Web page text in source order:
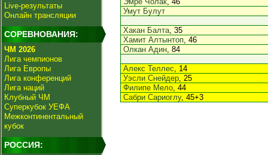
Live-результаты
Онлайн трансляции
СОРЕВНОВАНИЯ:
ЧМ 2026
Лига чемпионов
Лига Европы
Лига конференций
Лига наций
Клубный ЧМ
Суперкубок УЕФА
Межконтинентальный
кубок
РОССИЯ:
Умут Булут
Хакан Балта, 35
Хамит Алтынтоп, 46
Олкан Адин, 84
Алекс Теллес, 14
Уэсли Снейдер, 25
Филипе Мело, 44
Сабри Сариоглу, 45+3